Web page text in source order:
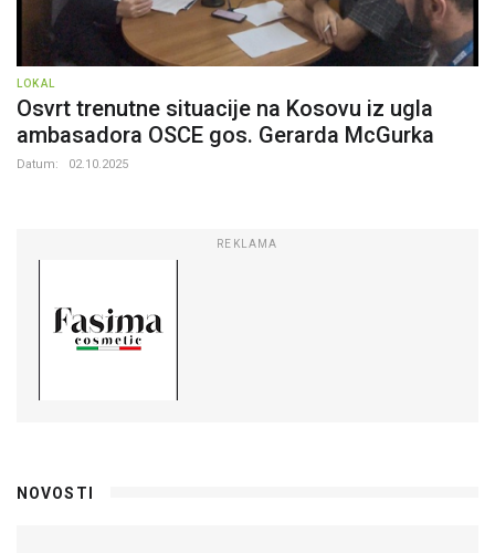
LOKAL
Osvrt trenutne situacije na Kosovu iz ugla
ambasadora OSCE gos. Gerarda McGurka
Datum: 02.10.2025
REKLAMA
NOVOSTI